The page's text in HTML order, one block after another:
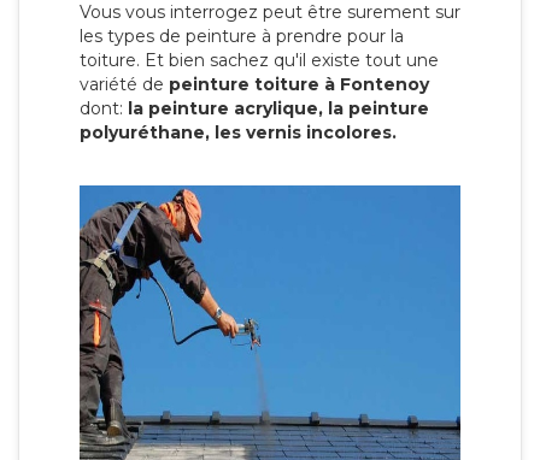
Vous vous interrogez peut être surement sur
les types de peinture à prendre pour la
toiture. Et bien sachez qu'il existe tout une
variété de peinture toiture à Fontenoy
dont: la peinture acrylique, la peinture
polyuréthane, les vernis incolores.